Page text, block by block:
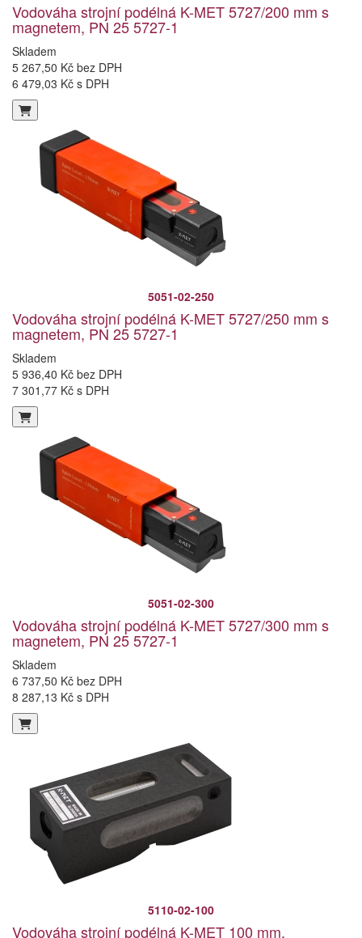
Vodováha strojní podélná K-MET 5727/200 mm s
magnetem, PN 25 5727-1
Skladem
5 267,50 Kč bez DPH
6 479,03 Kč s DPH
5051-02-250
Vodováha strojní podélná K-MET 5727/250 mm s
magnetem, PN 25 5727-1
Skladem
5 936,40 Kč bez DPH
7 301,77 Kč s DPH
5051-02-300
Vodováha strojní podélná K-MET 5727/300 mm s
magnetem, PN 25 5727-1
Skladem
6 737,50 Kč bez DPH
8 287,13 Kč s DPH
5110-02-100
Vodováha strojní podélná K-MET 100 mm,